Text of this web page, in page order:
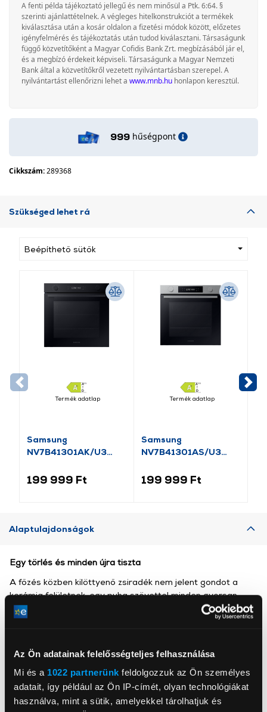
Az Ön adatainak felelősségteljes felhasználása
Mi és a 1022 partnerünk feldolgozzuk az Ön személyes
adatait, így például az Ön IP-címét, olyan technológiákat
használva, mint a sütik, amelyekkel tárolhatjuk és
A fenti példa tájékoztató jellegű és nem minősül a Ptk. 6:64. §
szerinti ajánlattételnek. A végleges hitelkonstrukciót a termékek
kiválasztása után a kosár oldalon a fizetési módok között, előzetes
igényfelmérés és tájékoztatás után tudod kiválasztani. Társaságunk
függő közvetítőként a Magyar Cofidis Bank Zrt. megbízásából jár el,
és a megbízó érdekeit képviseli. Társaságunk a Magyar Nemzeti
Bank által a közvetítőkről vezetett nyilvántartásban szerepel. A
nyilvántartást ellenőrizni lehet a www.mnb.hu honlapon keresztül.
999 hűségpont
Cikkszám:289368
Szükséged lehet rá
Beépíthető sütők
Termék adatlap
Samsung
NV7B41301AK/U3
199 999 Ft
Termék adatlap
Samsung
NV7B41301AS/U3
199 999 Ft
Alaptulajdonságok
Samsung Electronics Magyar Zrt.
Egy törlés és minden újra tiszta
A főzés közben kilöttyenő zsiradék nem jelent gondot a
kerámia felületnek, egy puha szövettel minden gyorsan
letörölhető. A főző zónákon kívül a kerámia felület nem
melegszik annyira fel, hogy a foltok odaégnének.